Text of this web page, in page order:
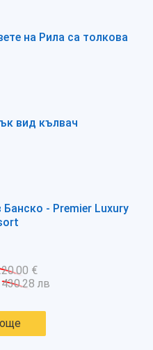
на Рила са толкова
вид кълвач
Банско - Premier Luxury
€
430.28 лв